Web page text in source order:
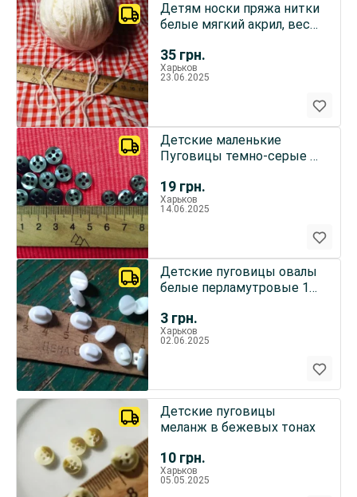
35 грн.
Детям носки пряжа нитки
белые мягкий акрил, вес
Харьков
23.06.2025
19 грн.
Детские маленькие
Пуговицы темно-серые с
штук
Харьков
14.06.2025
3 грн.
Детские пуговицы овалы
белые перламутровые 12
Харьков
02.06.2025
10 грн.
Детские пуговицы
меланж в бежевых тонах
Харьков
05.05.2025